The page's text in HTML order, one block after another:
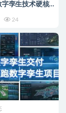
孪生技术硬核实
24